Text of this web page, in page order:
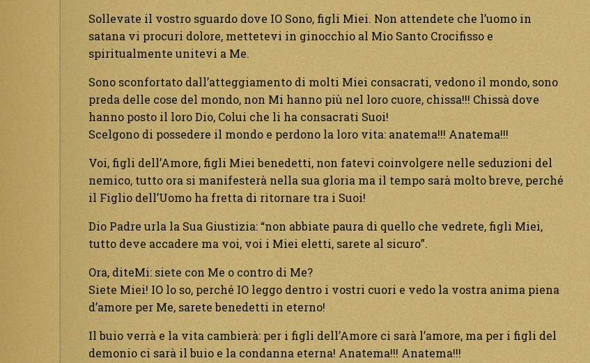
Sollevate il vostro sguardo dove IO Sono, figli Miei. Non attendete che l’uomo in
satana vi procuri dolore, mettetevi in ginocchio al Mio Santo Crocifisso e
spiritualmente unitevi a Me.
Sono sconfortato dall’atteggiamento di molti Miei consacrati, vedono il mondo, sono
preda delle cose del mondo, non Mi hanno più nel loro cuore, chissa!!! Chissà dove
hanno posto il loro Dio, Colui che li ha consacrati Suoi!
Scelgono di possedere il mondo e perdono la loro vita: anatema!!! Anatema!!!
Voi, figli dell’Amore, figli Miei benedetti, non fatevi coinvolgere nelle seduzioni del
nemico, tutto ora si manifesterà nella sua gloria ma il tempo sarà molto breve, perché
il Figlio dell’Uomo ha fretta di ritornare tra i Suoi!
Dio Padre urla la Sua Giustizia: “non abbiate paura di quello che vedrete, figli Miei,
tutto deve accadere ma voi, voi i Miei eletti, sarete al sicuro”.
Ora, diteMi: siete con Me o contro di Me?
Siete Miei! IO lo so, perché IO leggo dentro i vostri cuori e vedo la vostra anima piena
d’amore per Me, sarete benedetti in eterno!
Il buio verrà e la vita cambierà: per i figli dell’Amore ci sarà l’amore, ma per i figli del
demonio ci sarà il buio e la condanna eterna! Anatema!!! Anatema!!!